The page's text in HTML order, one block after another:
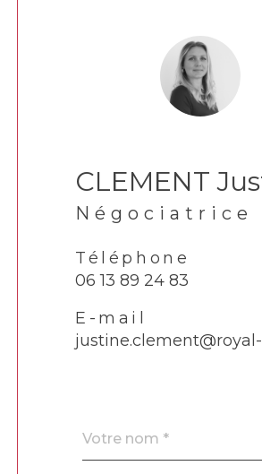
CLEMENT
Négociatrice
Téléphone
06 13 89 24 83
E-mail
par
*